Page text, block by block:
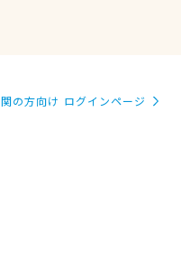
の方向け ログインページ